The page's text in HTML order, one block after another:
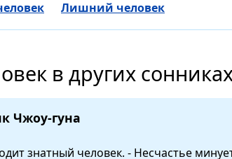
Лишний человек
в других
Чжоу-гуна
знатный человек. - Несчастье